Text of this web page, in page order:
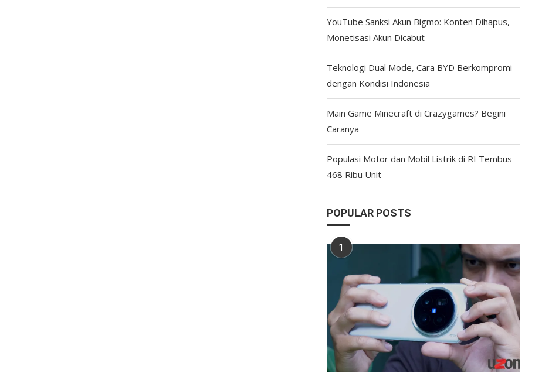
YouTube Sanksi Akun Bigmo: Konten Dihapus,
Monetisasi Akun Dicabut
Teknologi Dual Mode, Cara BYD Berkompromi
dengan Kondisi Indonesia
Main Game Minecraft di Crazygames? Begini
Caranya
Populasi Motor dan Mobil Listrik di RI Tembus
468 Ribu Unit
POPULAR POSTS
1